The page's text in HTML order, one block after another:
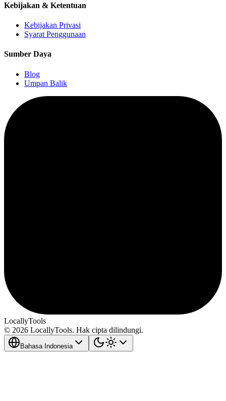
Kebijakan & Ketentuan
Kebijakan Privasi
Syarat Penggunaan
Sumber Daya
Blog
Umpan Balik
LocallyTools
© 2026 LocallyTools. Hak cipta dilindungi.
Bahasa Indonesia